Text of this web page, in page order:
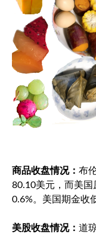
商品收盘情况： 布
80.10美元，而美
0.6%。美国期金收
美股收盘情况： 道